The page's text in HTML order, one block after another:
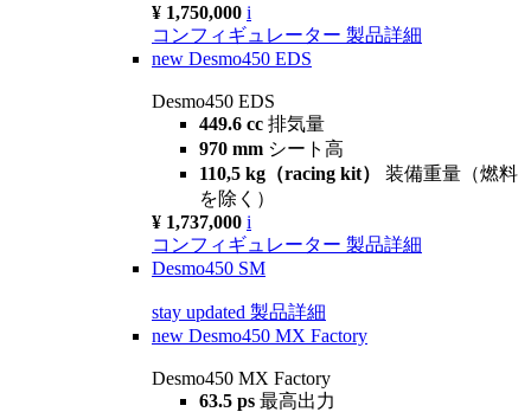
¥ 1,750,000 i
コンフィギュレーター 製品詳細
new Desmo450 EDS
Desmo450 EDS
449.6 cc 排気量
970 mm シート高
110,5 kg（racing kit） 装備重量（燃料
を除く）
¥ 1,737,000 i
コンフィギュレーター 製品詳細
Desmo450 SM
stay updated 製品詳細
new Desmo450 MX Factory
Desmo450 MX Factory
63.5 ps 最高出力